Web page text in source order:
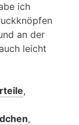
ich
an der
leicht
,
,